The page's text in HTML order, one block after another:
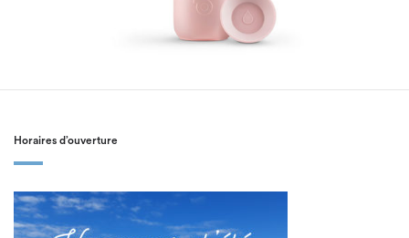
Horaires d’ouverture